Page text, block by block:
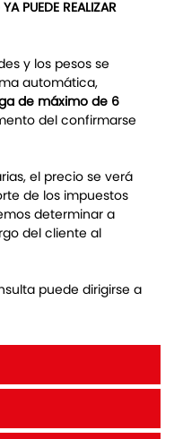
PUEDE REALIZAR
y los pesos se
automática,
de máximo de 6
del confirmarse
el precio se verá
de los impuestos
determinar a
del cliente al
puede dirigirse a